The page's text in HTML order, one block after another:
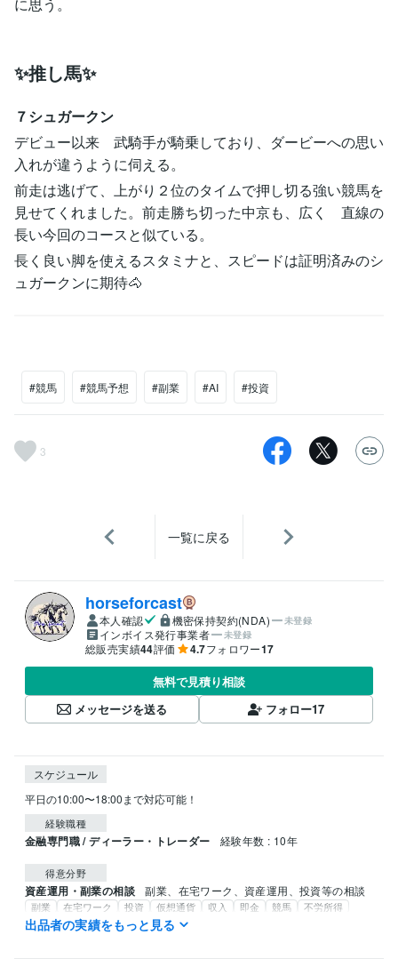
✨推し馬✨
７シュガークン
デビュー以来 武騎手が騎乗しており、ダービーへの思い
入れが違うように伺える。
前走は逃げて、上がり２位のタイムで押し切る強い競馬を
見せてくれました。前走勝ち切った中京も、広く 直線の
長い今回のコースと似ている。
長く良い脚を使えるスタミナと、スピードは証明済みのシ
ュガークンに期待🐴
#競馬 #競馬予想 #副業 #AI #投資
3
一覧に戻る
horseforcast
本人確認 機密保持契約(NDA) 未登録
インボイス発行事業者 未登録
総販売実績44評価 4.7フォロワー17
無料で見積り相談
メッセージを送る
フォロー17
スケジュール
平日の10:00〜18:00まで対応可能！
経験職種
金融専門職 / ディーラー・トレーダー 経験年数 : 10年
得意分野
資産運用・副業の相談 副業、在宅ワーク、資産運用、投資等の相談
副業 在宅ワーク 投資 仮想通貨 収入 即金 競馬
不労所得
AIソフト
出品者の実績をもっと見る